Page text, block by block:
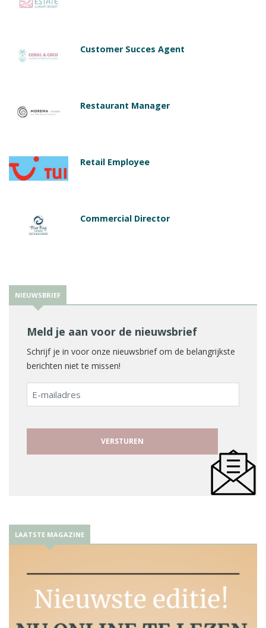
Customer Succes Agent
Restaurant Manager
Retail Employee
Commercial Director
NIEUWSBRIEF
Meld je aan voor de nieuwsbrief
Schrijf je in voor onze nieuwsbrief om de belangrijkste
berichten niet te missen!
E-
mailadres
LAATSTE MAGAZINE